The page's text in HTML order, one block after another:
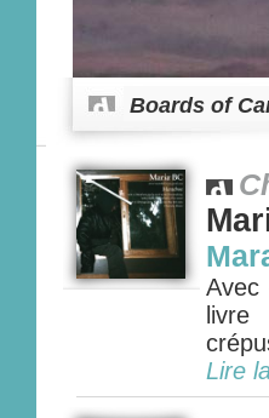
Boards of
Avec
Lire